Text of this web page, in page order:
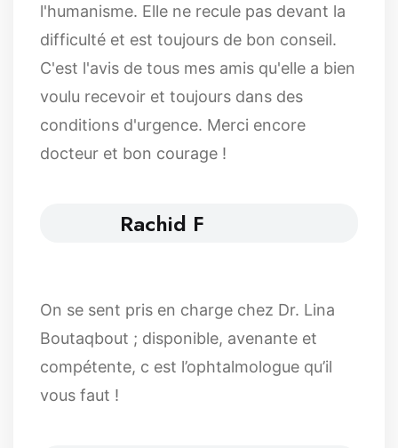
l'humanisme. Elle ne recule pas devant la
difficulté et est toujours de bon conseil.
C'est l'avis de tous mes amis qu'elle a bien
voulu recevoir et toujours dans des
conditions d'urgence. Merci encore
docteur et bon courage !
Rachid F
On se sent pris en charge chez Dr. Lina
Boutaqbout ; disponible, avenante et
compétente, c est l’ophtalmologue qu’il
vous faut !